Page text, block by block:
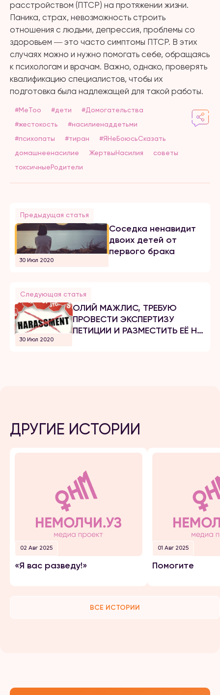
расстройством (ПТСР) на протяжении жизни.
Паника, страх, невозможность строить
отношения с людьми, депрессия, проблемы со
здоровьем ― это часто симптомы ПТСР. В этих
случаях можно и нужно помогать себе, обращаясь
к психологам и врачам. Важно, однако, проверять
квалификацию специалистов, чтобы их
подготовка была надлежащей для такой работы.
#MeToo #дети
#Домогательства
#жестокость
#насилиенаддетьми
#психопаты
#тиран
#ЯНеБоюсьСказать
домашнеенасилие
ЖертвыНасилия
советы
токсичныеРодители
Предыдущая статья
30 Июл 2020
Соседка ненавидит
двоих детей от
первого брака
Следующая статья
30 Июл 2020
ОЛИЙ МАЖЛИС, ТРЕБУЮ
ПРОВЕСТИ ЭКСПЕРТИЗУ
ПЕТИЦИИ И РАЗМЕСТИТЬ ЕЁ НА
ДРУГИЕ ИСТОРИИ
02 Авг 2025
«Я вас разведу!»
01 Авг 2025
Помогите
ВСЕ ИСТОРИИ